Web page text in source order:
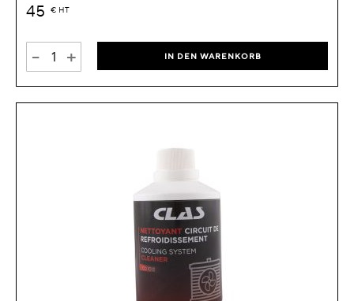
45 € HT
- + IN DEN WARENKORB